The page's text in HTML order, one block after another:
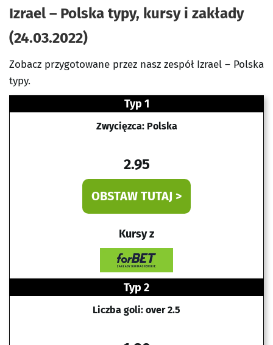
Izrael – Polska typy, kursy i zakłady
(24.03.2022)
Zobacz przygotowane przez nasz zespół Izrael – Polska
typy.
Typ 1
Zwycięzca: Polska
2.95
OBSTAW TUTAJ >
Kursy z
Typ 2
Liczba goli: over 2.5